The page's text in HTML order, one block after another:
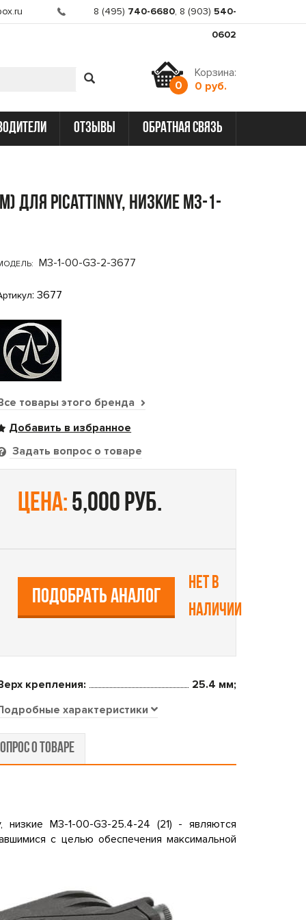
8 (495) 740-6680, 8 (903) 540-
0602
0
Корзина:
0 руб.
отзывы обратная связь
для Picattinny, низкие M3-1-
M3-1-00-G3-2-3677
: 3677
товары этого бренда
Задать вопрос о товаре
цена: 5,000 руб.
ПОДОБРАТЬ АНАЛОГ
Нет в
наличии
крепления:
25.4 мм;
характеристики
О ТОВАРЕ
M3-1-00-G3-25.4-24 (21) - являются
с целью обеспечения максимальной